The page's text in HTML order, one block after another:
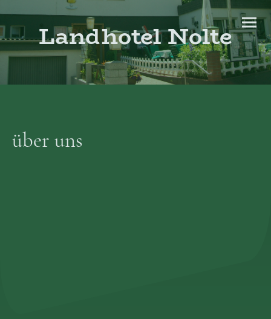
Landhotel Nolte
über uns